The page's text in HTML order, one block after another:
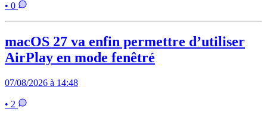
• 0
macOS 27 va enfin permettre d’utiliser
AirPlay en mode fenêtré
07/08/2026 à 14:48
• 2